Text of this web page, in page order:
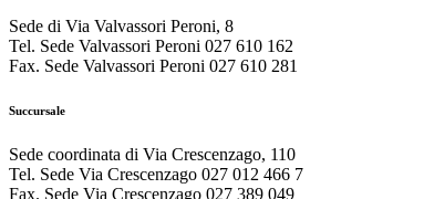
Sede di Via Valvassori Peroni, 8
Tel. Sede Valvassori Peroni 027 610 162
Fax. Sede Valvassori Peroni 027 610 281
Succursale
Sede coordinata di Via Crescenzago, 110
Tel. Sede Via Crescenzago 027 012 466 7
Fax. Sede Via Crescenzago 027 389 049